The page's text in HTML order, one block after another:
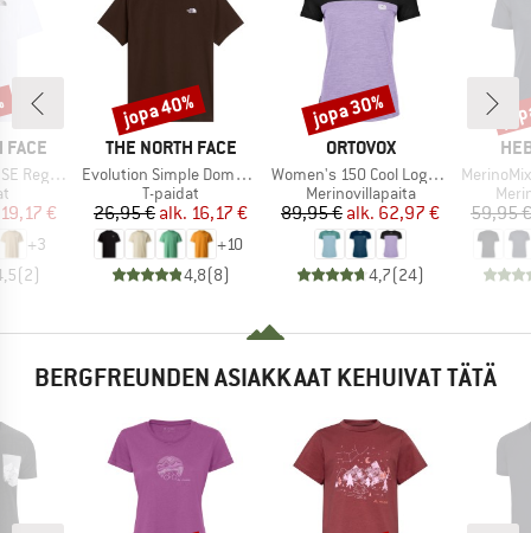
FACE
Sleeve
hinta
19,17 €
+3
(2)
MERKKI
THE NORTH FACE
Tuote
Evolution Simple Dome Short Sleeve
Tuoteryhmä
T-paidat
Hinta
26,95 € Alennettu hinta
alk. 16,17 €
+10
4,8(8)
Alennus
jopa 40%
MERKKI
ORTOVOX
Tuote
Women's 150 Cool Logo T-Shirt
Tuoteryhmä
Merinovillapaita
Hinta
89,95 € Alennettu hinta
alk. 62,97 €
4,7(24)
Alennus
jopa 30%
Tuote
MerinoMix150
59,95 €
BERGFREUNDEN ASIAKKAAT KEHUIVAT TÄTÄ